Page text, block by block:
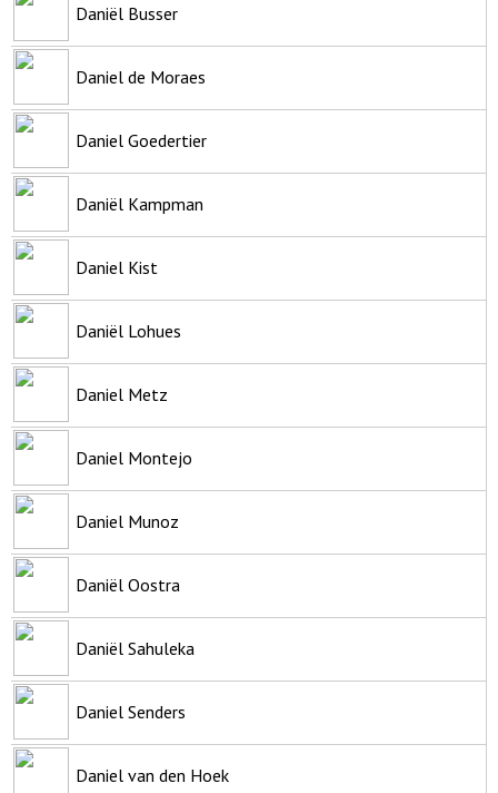
Daniël Busser
Daniel de Moraes
Daniel Goedertier
Daniël Kampman
Daniel Kist
Daniël Lohues
Daniel Metz
Daniel Montejo
Daniel Munoz
Daniël Oostra
Daniël Sahuleka
Daniel Senders
Daniel van den Hoek